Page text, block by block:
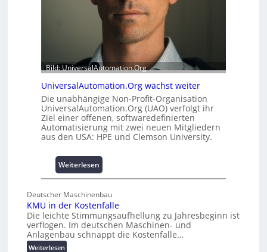
A
b
a
u
h
e
m
m
n
i
e
c
h
a
f
i
t
0
u
n
4
0
A
Bild: UniversalAutomation.Org
UniversalAutomation.Org wächst weiter
Die unabhängige Non-Profit-Organisation
UniversalAutomation.Org (UAO) verfolgt ihr
Ziel einer offenen, softwaredefinierten
Automatisierung mit zwei neuen Mitgliedern
aus den USA: HPE und Clemson University.
Weiterlesen
U
i
v
e
r
Deutscher Maschinenbau
KMU in der Kostenfalle
Die leichte Stimmungsaufhellung zu Jahresbeginn ist
verflogen. Im deutschen Maschinen- und
Anlagenbau schnappt die Kostenfalle…
Weiterlesen: